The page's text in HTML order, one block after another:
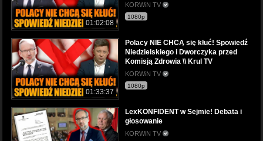
01:02:08
KORWiN TV
1080p
01:33:37
Polacy NIE CHCĄ się kłuć! Spowiedź
Niedzielskiego i Dworczyka przed
Komisją Zdrowia \\ Krul TV
KORWiN TV
1080p
LexKONFIDENT w Sejmie! Debata i
głosowanie
KORWiN TV